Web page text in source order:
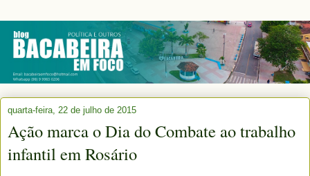
quarta-feira, 22 de julho de 2015
Ação marca o Dia do Combate ao trabalho
infantil em Rosário